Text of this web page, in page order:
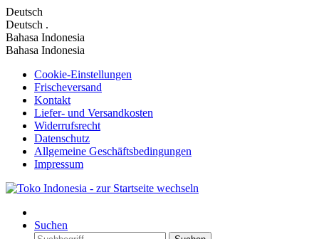
Deutsch
Deutsch .
Bahasa Indonesia
Bahasa Indonesia
Cookie-Einstellungen
Frischeversand
Kontakt
Liefer- und Versandkosten
Widerrufsrecht
Datenschutz
Allgemeine Geschäftsbedingungen
Impressum
Suchen